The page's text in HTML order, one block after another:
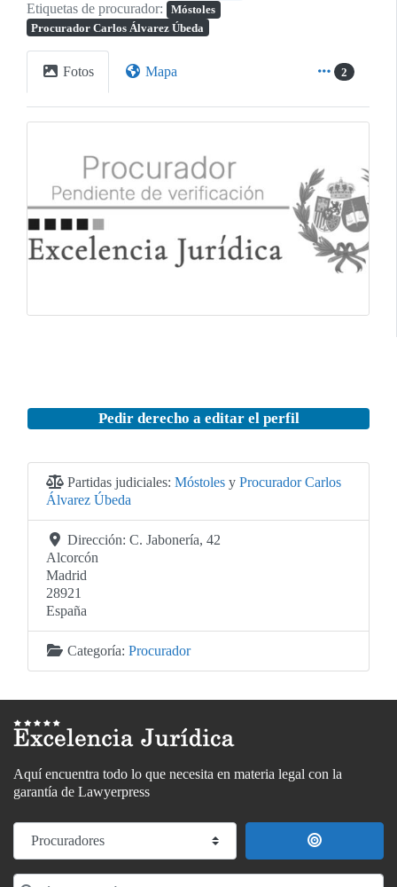
Etiquetas de procurador:
Móstoles
Procurador Carlos Álvarez Úbeda
Fotos Mapa 2
Pedir derecho a editar el perfil
Partidas judiciales: Móstoles y Procurador Carlos
Álvarez Úbeda
Dirección: C. Jabonería, 42
Alcorcón
Madrid
28921
España
Categoría: Procurador
Aquí encuentra todo lo que necesita en materia legal con la
garantía de Lawyerpress
Seleccionar el formulario de búsqueda
Buscar cerca
Término de búsqueda